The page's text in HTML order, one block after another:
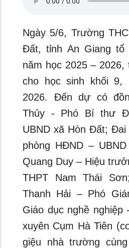
Ngày 5/6, Trường
Đất, tỉnh An Giang
năm học 2025 –
cho học sinh khối 9,
2026. Đến dự có
Thủy - Phó Bí thư
UBND xã Hòn Đất; Đai
phòng HĐND –
Quang Duy – Hiệu
THPT Nam Thái
Thanh Hải – Phó
Giáo dục nghề nghiệp
xuyên Cụm Hà Tiên
giệu nhà trường